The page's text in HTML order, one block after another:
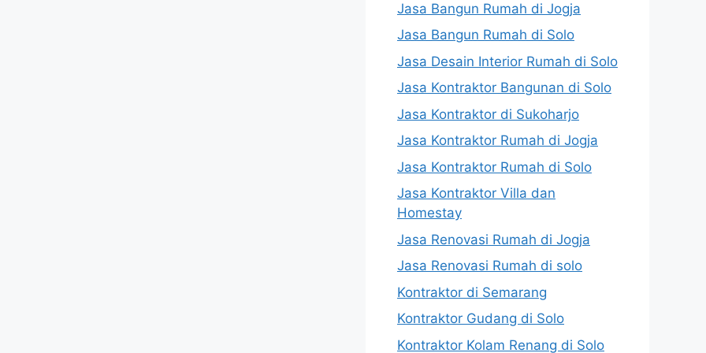
Jasa Bangun Rumah di Jogja
Jasa Bangun Rumah di Solo
Jasa Desain Interior Rumah di Solo
Jasa Kontraktor Bangunan di Solo
Jasa Kontraktor di Sukoharjo
Jasa Kontraktor Rumah di Jogja
Jasa Kontraktor Rumah di Solo
Jasa Kontraktor Villa dan
Homestay
Jasa Renovasi Rumah di Jogja
Jasa Renovasi Rumah di solo
Kontraktor di Semarang
Kontraktor Gudang di Solo
Kontraktor Kolam Renang di Solo